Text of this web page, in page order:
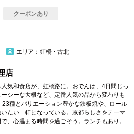
クーポンあり
エリア：虹橋・古北
店
気和食店が、虹橋路に。おでんは、4日間じっ
シーな大根など、定番人気の品から変わりも
種とバリエーション豊かな鉄板焼や、ロール
たい一軒となっている。京都らしさをテーマ
、心温まる時間を過ごそう。ランチもあり。